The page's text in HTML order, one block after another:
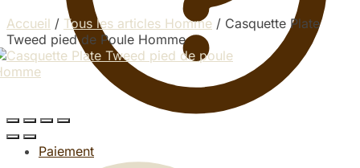
Paiement
Accueil / Tous les articles Homme / Casquette Plate
Tweed pied de Poule Homme